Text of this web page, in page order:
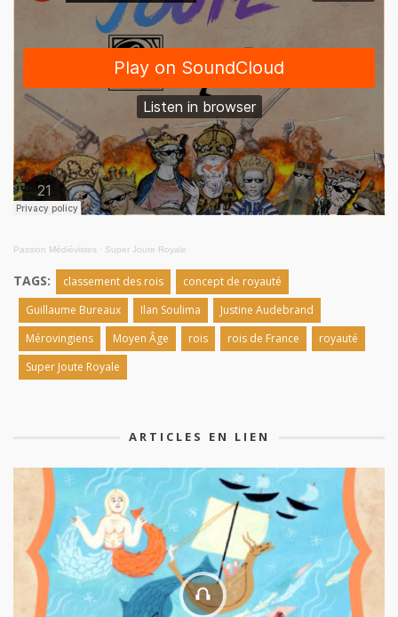
Passion Médiévistes · Super Joute Royale
TAGS: classement des rois
concept de royauté
Guillaume Bureaux
Ilan Soulima
Justine Audebrand
Mérovingiens
Moyen Âge rois rois de France
royauté
Super Joute Royale
ARTICLES EN LIEN